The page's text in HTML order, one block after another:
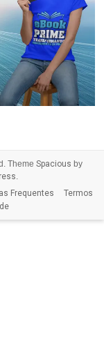
Theme Spacious by
.
Frequentes
Termos